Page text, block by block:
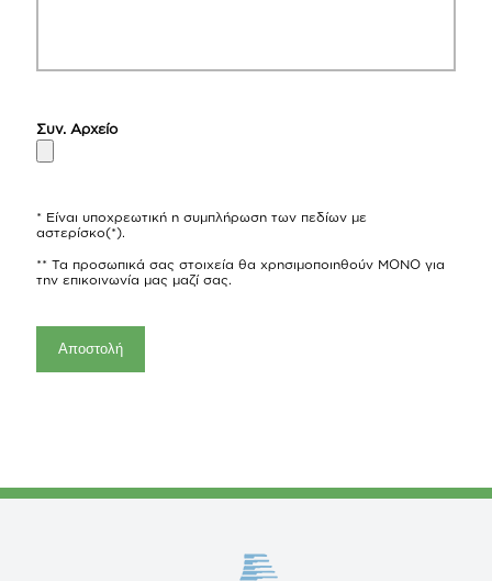
Συν. Αρχείο
* Είναι υποχρεωτική η συμπλήρωση των πεδίων με
αστερίσκο(*).
** Τα προσωπικά σας στοιχεία θα χρησιμοποιηθούν ΜΟΝΟ για
την επικοινωνία μας μαζί σας.